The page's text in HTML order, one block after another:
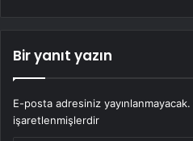
Bir yanıt yazın
E-posta adresiniz yayınlanmayacak.
işaretlenmişlerdir